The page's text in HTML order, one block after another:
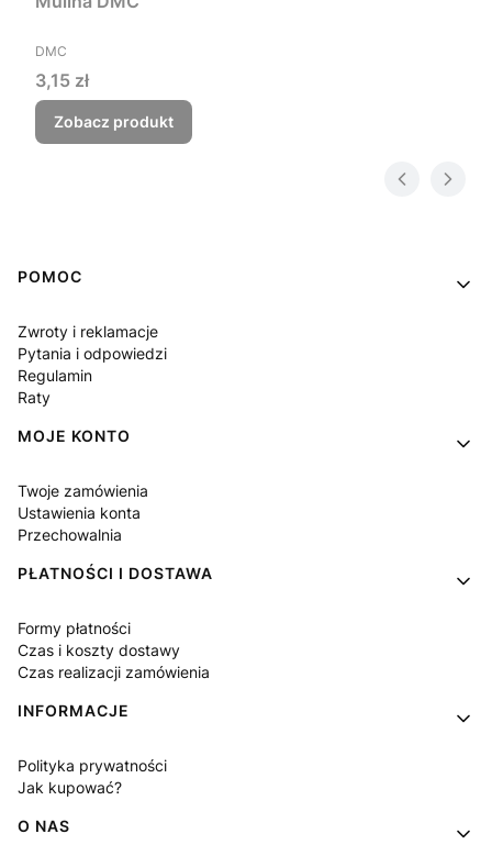
PRODUCENT
DMC
Cena
3,15 zł
Zobacz produkt
Linki w stopce
POMOC
Zwroty i reklamacje
Pytania i odpowiedzi
Regulamin
Raty
MOJE KONTO
Twoje zamówienia
Ustawienia konta
Przechowalnia
PŁATNOŚCI I DOSTAWA
Formy płatności
Czas i koszty dostawy
Czas realizacji zamówienia
INFORMACJE
Polityka prywatności
Jak kupować?
O NAS